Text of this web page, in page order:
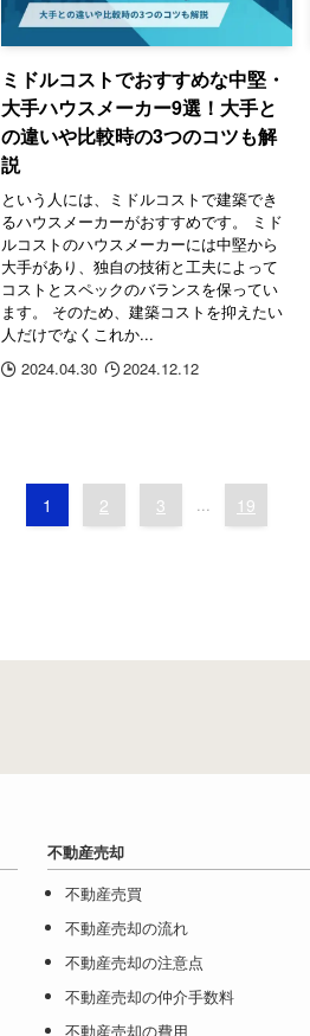
ミドルコストでおすすめな中堅・
大手ハウスメーカー9選！大手と
の違いや比較時の3つのコツも解
説
という人には、ミドルコストで建築でき
るハウスメーカーがおすすめです。 ミド
ルコストのハウスメーカーには中堅から
大手があり、独自の技術と工夫によって
コストとスペックのバランスを保ってい
ます。 そのため、建築コストを抑えたい
人だけでなくこれか...
2024.04.30
2024.12.12
1 2 3 ... 19
不動産売却
不動産売買
不動産売却の流れ
不動産売却の注意点
不動産売却の仲介手数料
不動産売却の費用